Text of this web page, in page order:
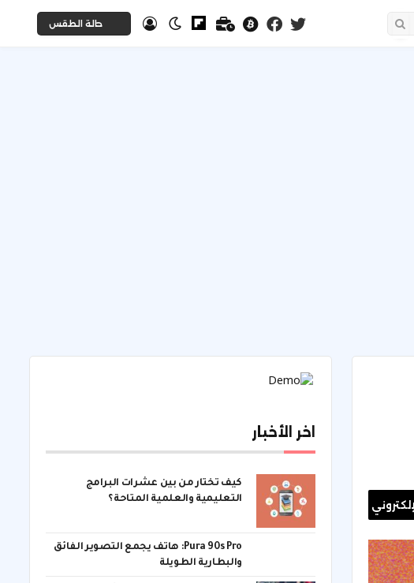
حالة الطقس
اخر الأخبار
كيف تختار من بين عشرات البرامج
التعليمية والعلمية المتاحة؟
Pura 90s Pro: هاتف يجمع التصوير الفائق
والبطارية الطويلة